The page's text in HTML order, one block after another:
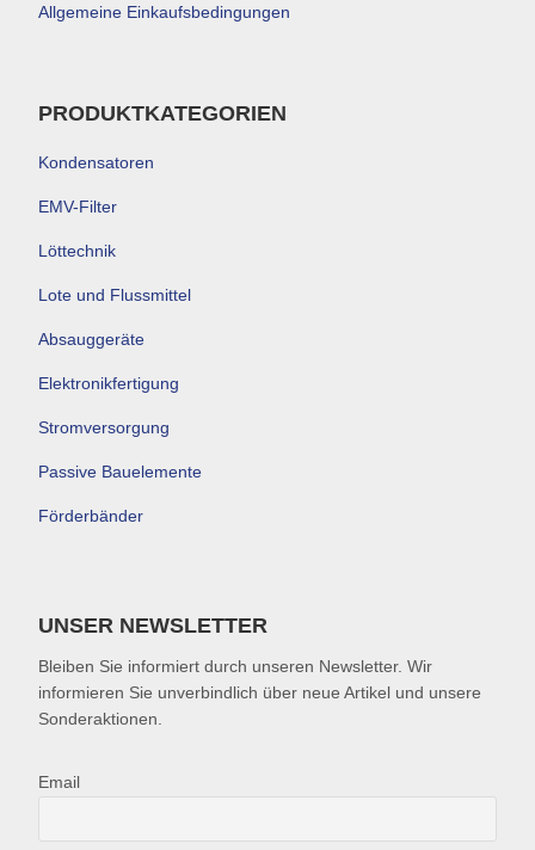
Allgemeine Einkaufsbedingungen
PRODUKTKATEGORIEN
Kondensatoren
EMV-Filter
Löttechnik
Lote und Flussmittel
Absauggeräte
Elektronikfertigung
Stromversorgung
Passive Bauelemente
Förderbänder
UNSER NEWSLETTER
Bleiben Sie informiert durch unseren Newsletter. Wir
informieren Sie unverbindlich über neue Artikel und unsere
Sonderaktionen.
Email